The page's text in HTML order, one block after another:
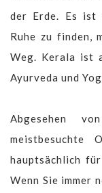
der Erde. Es ist
Ruhe zu finden,
Weg. Kerala ist
Ayurveda und
Abgesehen
meistbesuchte
hauptsächlich
Wenn Sie immer